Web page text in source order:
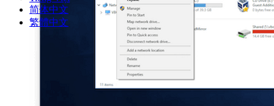
简体中文
繁體中文